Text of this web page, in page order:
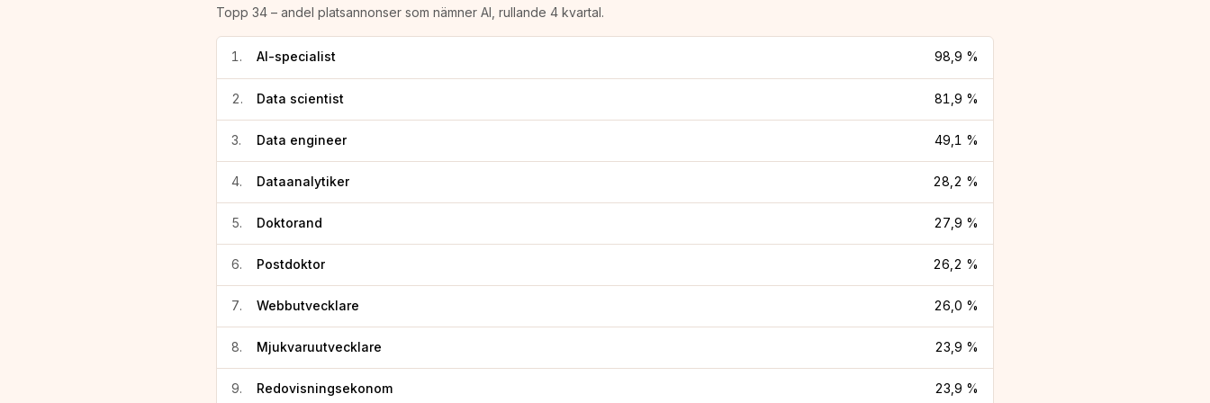
Topp 34 – andel platsannonser som nämner AI, rullande 4 kvartal.
1 . AI-specialist 98,9 %
2. Data scientist 81,9 %
3. Data engineer 49,1 %
4. Dataanalytiker 28,2 %
5. Doktorand 27,9 %
6. Postdoktor 26,2 %
7. Webbutvecklare 26,0 %
8. Mjukvaruutvecklare 23,9 %
9. Redovisningsekonom 23,9 %